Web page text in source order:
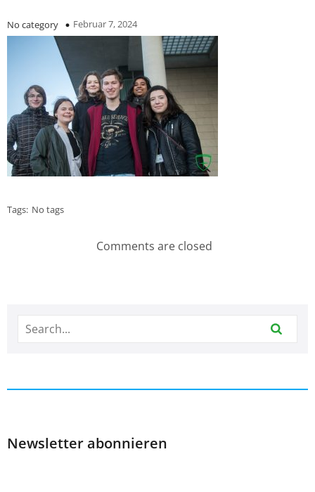
No category Februar 7, 2024
Tags: No tags
Comments are closed
Newsletter abonnieren